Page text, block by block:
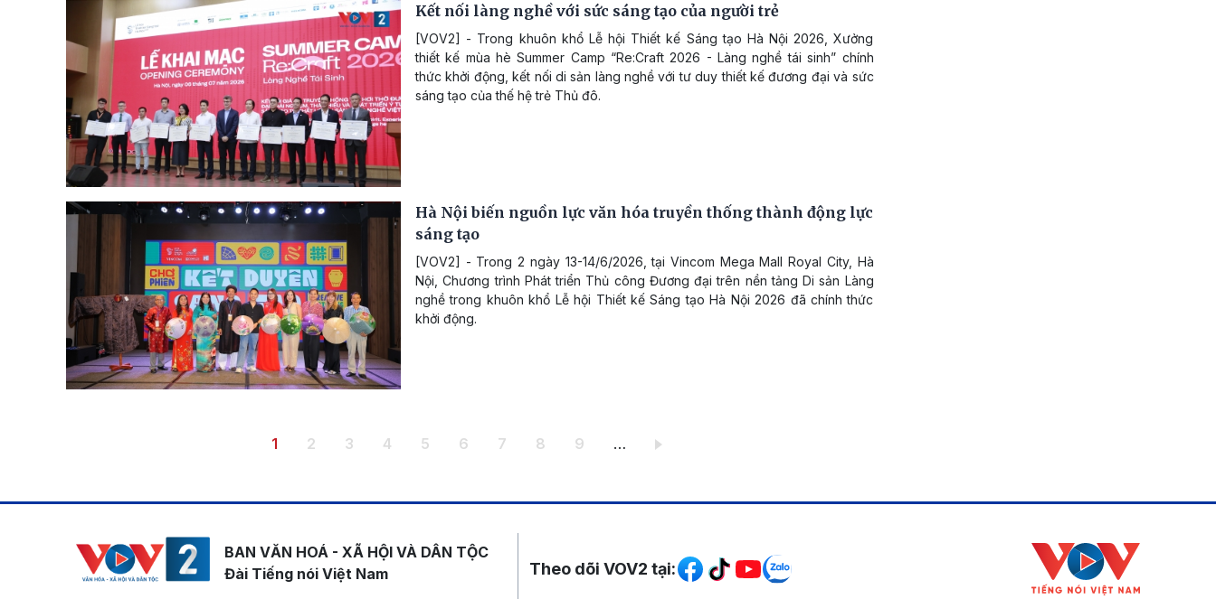
Kết nối làng nghề với sức sáng tạo của người trẻ
[VOV2] - Trong khuôn khổ Lễ hội Thiết kế Sáng tạo Hà Nội 2026, Xưởng
thiết kế mùa hè Summer Camp “Re:Craft 2026 - Làng nghề tái sinh” chính
thức khởi động, kết nối di sản làng nghề với tư duy thiết kế đương đại và sức
sáng tạo của thế hệ trẻ Thủ đô.
Hà Nội biến nguồn lực văn hóa truyền thống thành động lực
sáng tạo
[VOV2] - Trong 2 ngày 13-14/6/2026, tại Vincom Mega Mall Royal City, Hà
Nội, Chương trình Phát triển Thủ công Đương đại trên nền tảng Di sản Làng
nghề trong khuôn khổ Lễ hội Thiết kế Sáng tạo Hà Nội 2026 đã chính thức
khởi động.
Trang hiện thời
1 Trang
2 Trang
3 Trang
4 Trang
5 Trang
6 Trang
7 Trang
8 Trang
9 …
BAN VĂN HOÁ - XÃ HỘI VÀ DÂN TỘC
Đài Tiếng nói Việt Nam
Mạng xã hội
Theo dõi VOV2 tại: